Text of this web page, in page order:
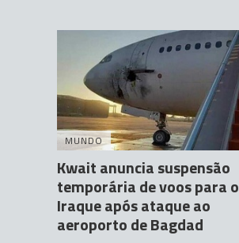
MUNDO
Kwait anuncia suspensão
temporária de voos para o
Iraque após ataque ao
aeroporto de Bagdad